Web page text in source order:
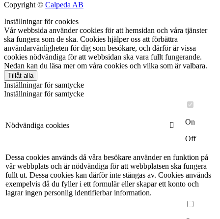
Copyright © Calpeda AB
Inställningar för cookies
Vår webbsida använder cookies för att hemsidan och våra tjänster
ska fungera som de ska. Cookies hjälper oss att förbättra
användarvänligheten för dig som besökare, och därför är vissa
cookies nödvändiga för att webbsidan ska vara fullt fungerande.
Nedan kan du läsa mer om våra cookies och vilka som är valbara.
Tillåt alla
Inställningar för samtycke
Inställningar för samtycke
Nödvändiga cookies
On
Off
Dessa cookies används då våra besökare använder en funktion på
vår webbplats och är nödvändiga för att webbplatsen ska fungera
fullt ut. Dessa cookies kan därför inte stängas av. Cookies används
exempelvis då du fyller i ett formulär eller skapar ett konto och
lagrar ingen personlig identifierbar information.